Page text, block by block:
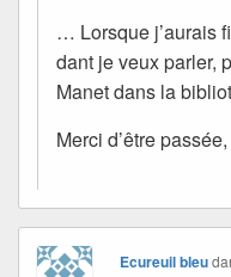
… Lorsque j’aurais
dant je veux parler,
Manet dans la
Merci d’être
Ecureuil bleu